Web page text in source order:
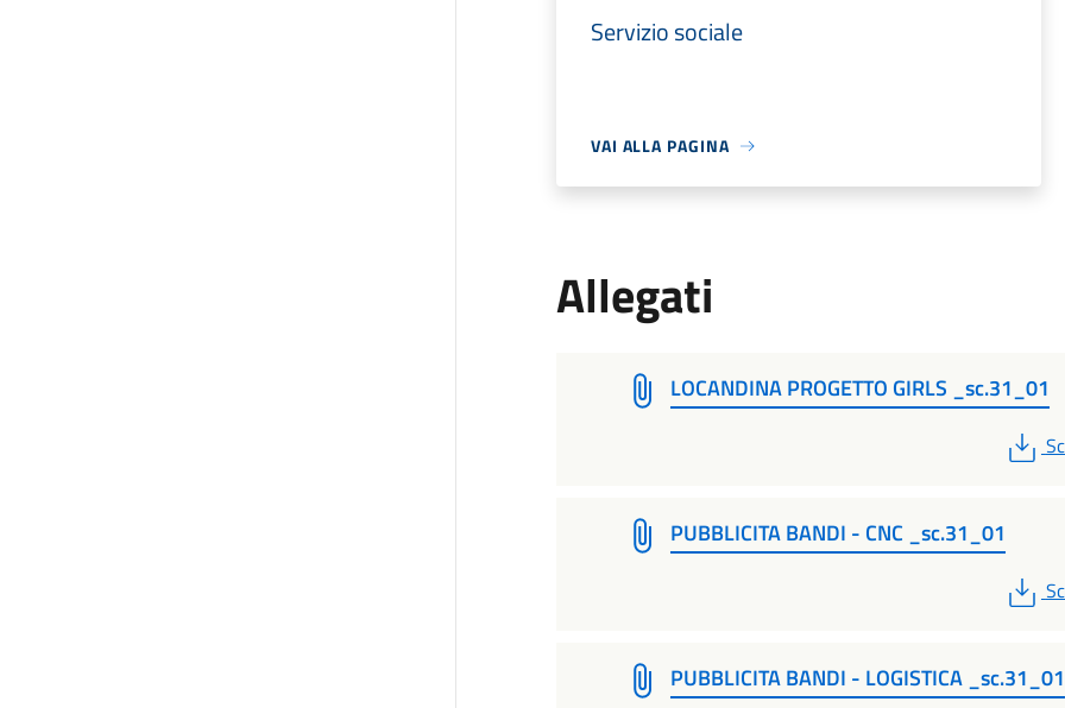
Servizio sociale
VAI ALLA PAGINA
Allegati
LOCANDINA PROGETTO GIRLS _sc.31_01
PUBBLICITA BANDI - CNC _sc.31_01
PUBBLICITA BANDI - LOGISTICA _sc.31_01